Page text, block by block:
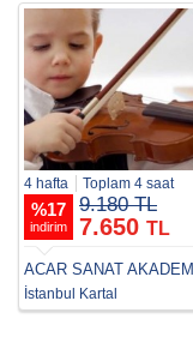
4 hafta Toplam 4 saat
%17
indirim
9.180 TL
7.650 TL
ACAR SANAT AKADEMİ
İstanbul Kartal